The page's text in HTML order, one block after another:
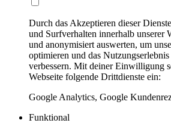
Durch das Akzeptieren dieser
und Surfverhalten innerhalb unserer
und anonymisiert auswerten, um
optimieren und das
verbessern. Mit deiner Einwilligung
Webseite folgende Drittdienste ein:
Google Analytics, Google
Funktional